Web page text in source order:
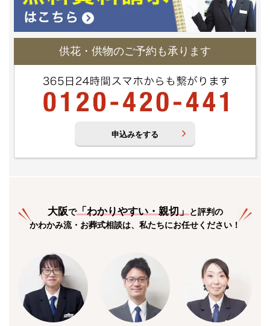
供花・供物のご予約も承ります
申込みをする
大阪で「わかりやすい・親切」と評判の
かわかみ流・お葬式相談は、私たちにお任せください！